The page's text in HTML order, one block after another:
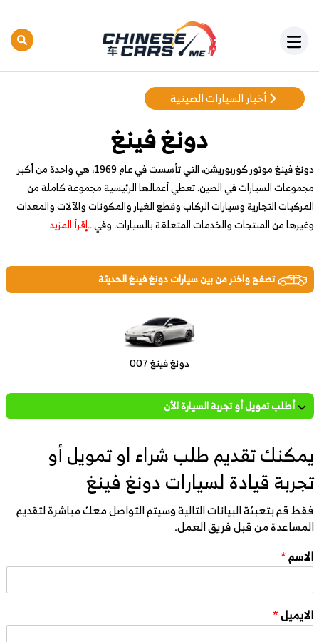
أخبار السيارات الصينية
دونغ فينغ
دونغ فينغ موتور كوربوريشن، التي تأسست في عام 1969، هي واحدة من أكبر
مجموعات السيارات في الصين. تغطي أعمالها الرئيسية مجموعة كاملة من
المركبات التجارية وسيارات الركاب وقطع الغيار والمكونات والآلات والمعدات
وغيرها من المنتجات والخدمات المتعلقة بالسيارات. وفي...إقرأ المزيد
تصفح واختر من بين سيارات دونغ فينغ الحديثة
دونغ فينغ 007
أطلب تمويل أو تجربة السيارة الأن
يمكنك تقديم طلب شراء او تمويل أو
تجربة قيادة لسيارات دونغ فينغ
فقط قم بتعبئة البيانات التالية وسيتم التواصل معك مباشرة لتقديم
المساعدة من قبل فريق العمل.
الاسم*
الايميل*